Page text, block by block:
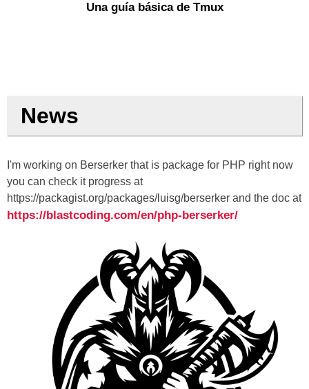
Una guía básica de Tmux
News
I'm working on Berserker that is package for PHP right now
you can check it progress at
https://packagist.org/packages/luisg/berserker and the doc at
https://blastcoding.com/en/php-berserker/